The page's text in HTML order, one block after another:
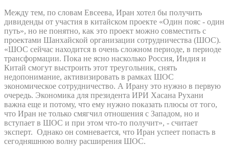
Между тем, по словам Евсеева, Иран хотел бы получить
дивиденды от участия в китайском проекте «Один пояс - один
путь», но не понятно, как это проект можно совместить с
проектами Шанхайской организации сотрудничества (ШОС).
«ШОС сейчас находится в очень сложном периоде, в периоде
трансформации. Пока не ясно насколько Россия, Индия и
Китай смогут выстроить этот треугольник, снять
недопонимание, активизировать в рамках ШОС
экономическое сотрудничество. А Ирану это нужно в первую
очередь. Экономика для президента ИРИ Хасана Рухани
важна еще и потому, что ему нужно показать плюсы от того,
что Иран не только смягчил отношения с Западом, но и
вступает в ШОС и при этом что-то получит», - считает
эксперт. Однако он сомневается, что Иран успеет попасть в
сегодняшнюю волну расширения ШОС.